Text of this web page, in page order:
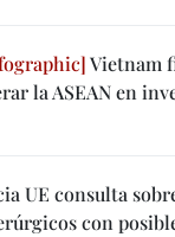
Vietnam
la ASEAN en
UE consulta
con